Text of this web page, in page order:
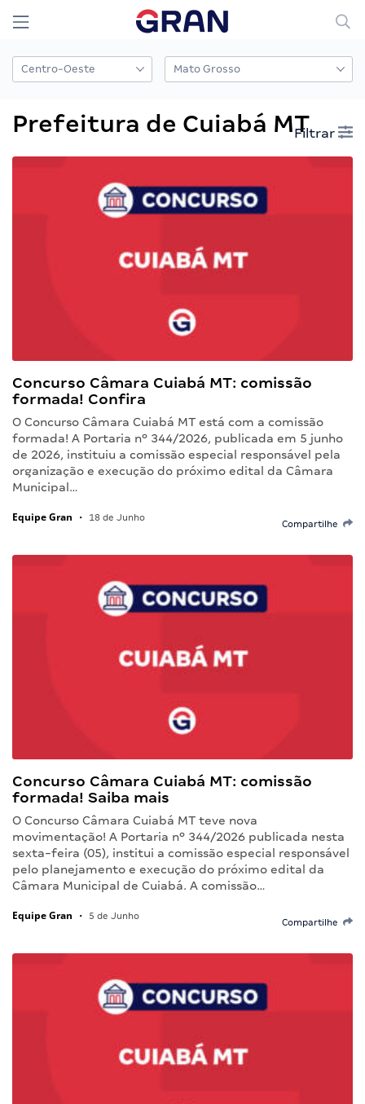
Prefeitura de Cuiabá MTFiltrar
Concurso Câmara Cuiabá MT: comissão
formada! Confira
O Concurso Câmara Cuiabá MT está com a comissão
formada! A Portaria nº 344/2026, publicada em 5 junho
de 2026, instituiu a comissão especial responsável pela
organização e execução do próximo edital da Câmara
Municipal…
Equipe Gran • 18 de Junho
Compartilhe
Concurso Câmara Cuiabá MT: comissão
formada! Saiba mais
O Concurso Câmara Cuiabá MT teve nova
movimentação! A Portaria nº 344/2026 publicada nesta
sexta-feira (05), institui a comissão especial responsável
pelo planejamento e execução do próximo edital da
Câmara Municipal de Cuiabá. A comissão…
Equipe Gran • 5 de Junho
Compartilhe